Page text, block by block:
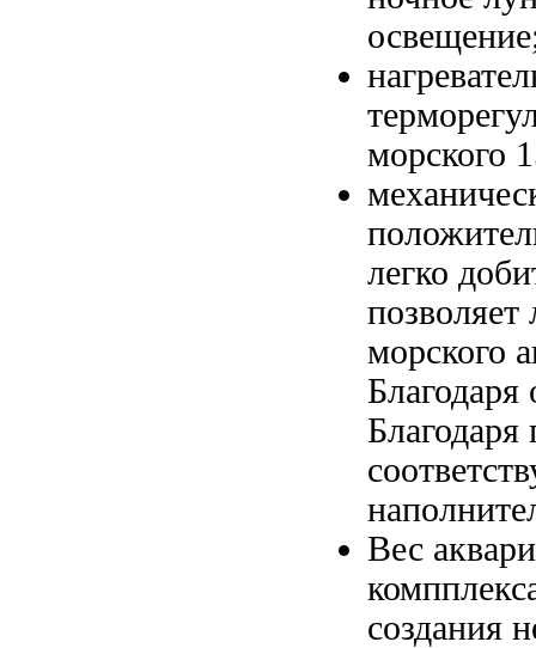
морского
легко
позволяет
морского
Благодаря
Благодаря
Вес
создания